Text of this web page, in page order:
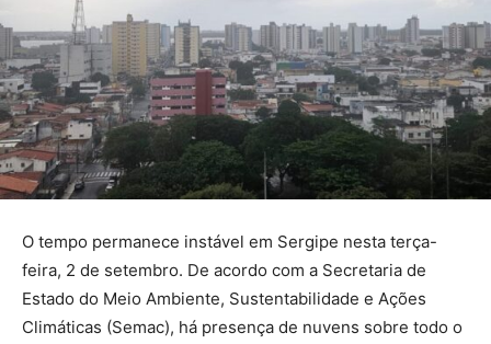
O tempo permanece instável em Sergipe nesta terça-
feira, 2 de setembro. De acordo com a Secretaria de
Estado do Meio Ambiente, Sustentabilidade e Ações
Climáticas (Semac), há presença de nuvens sobre todo o